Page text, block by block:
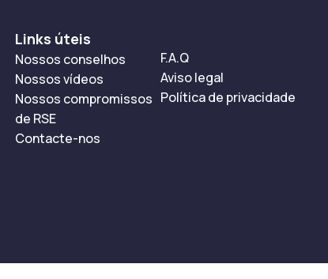
Links úteis
Nossos conselhos
Nossos vídeos
Nossos compromissos
de RSE
Contacte-nos
F.A.Q
Aviso legal
Política de privacidade